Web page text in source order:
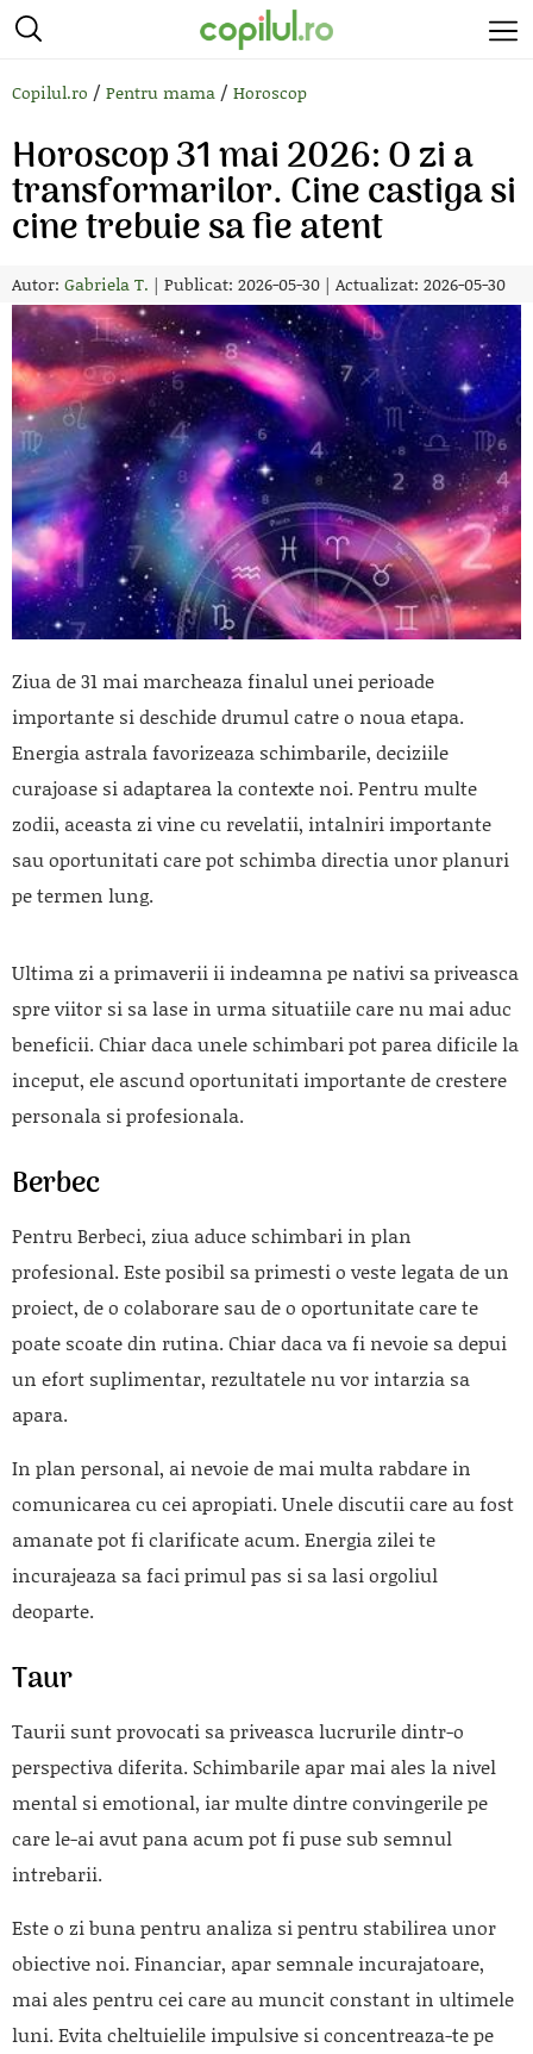
Copilul.ro / Pentru mama / Horoscop
Horoscop 31 mai 2026: O zi a
transformarilor. Cine castiga si
cine trebuie sa fie atent
Autor: Gabriela T. | Publicat: 2026-05-30 | Actualizat: 2026-05-30
Ziua de 31 mai marcheaza finalul unei perioade
importante si deschide drumul catre o noua etapa.
Energia astrala favorizeaza schimbarile, deciziile
curajoase si adaptarea la contexte noi. Pentru multe
zodii, aceasta zi vine cu revelatii, intalniri importante
sau oportunitati care pot schimba directia unor planuri
pe termen lung.
Ultima zi a primaverii ii indeamna pe nativi sa priveasca
spre viitor si sa lase in urma situatiile care nu mai aduc
beneficii. Chiar daca unele schimbari pot parea dificile la
inceput, ele ascund oportunitati importante de crestere
personala si profesionala.
Berbec
Pentru Berbeci, ziua aduce schimbari in plan
profesional. Este posibil sa primesti o veste legata de un
proiect, de o colaborare sau de o oportunitate care te
poate scoate din rutina. Chiar daca va fi nevoie sa depui
un efort suplimentar, rezultatele nu vor intarzia sa
apara.
In plan personal, ai nevoie de mai multa rabdare in
comunicarea cu cei apropiati. Unele discutii care au fost
amanate pot fi clarificate acum. Energia zilei te
incurajeaza sa faci primul pas si sa lasi orgoliul
deoparte.
Taur
Taurii sunt provocati sa priveasca lucrurile dintr-o
perspectiva diferita. Schimbarile apar mai ales la nivel
mental si emotional, iar multe dintre convingerile pe
care le-ai avut pana acum pot fi puse sub semnul
intrebarii.
Este o zi buna pentru analiza si pentru stabilirea unor
obiective noi. Financiar, apar semnale incurajatoare,
mai ales pentru cei care au muncit constant in ultimele
luni. Evita cheltuielile impulsive si concentreaza-te pe